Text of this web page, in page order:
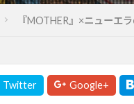
『MOTHER』×ニューエ